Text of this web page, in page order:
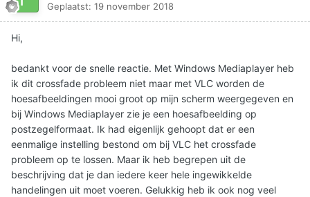
Geplaatst: 19 november 2018
Hi,
bedankt voor de snelle reactie. Met Windows Mediaplayer heb
ik dit crossfade probleem niet maar met VLC worden de
hoesafbeeldingen mooi groot op mijn scherm weergegeven en
bij Windows Mediaplayer zie je een hoesafbeelding op
postzegelformaat. Ik had eigenlijk gehoopt dat er een
eenmalige instelling bestond om bij VLC het crossfade
probleem op te lossen. Maar ik heb begrepen uit de
beschrijving dat je dan iedere keer hele ingewikkelde
handelingen uit moet voeren. Gelukkig heb ik ook nog veel